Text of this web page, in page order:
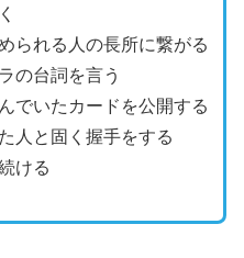
られる人の長所に繋がる
の台詞を言う
でいたカードを公開する
人と固く握手をする
ける